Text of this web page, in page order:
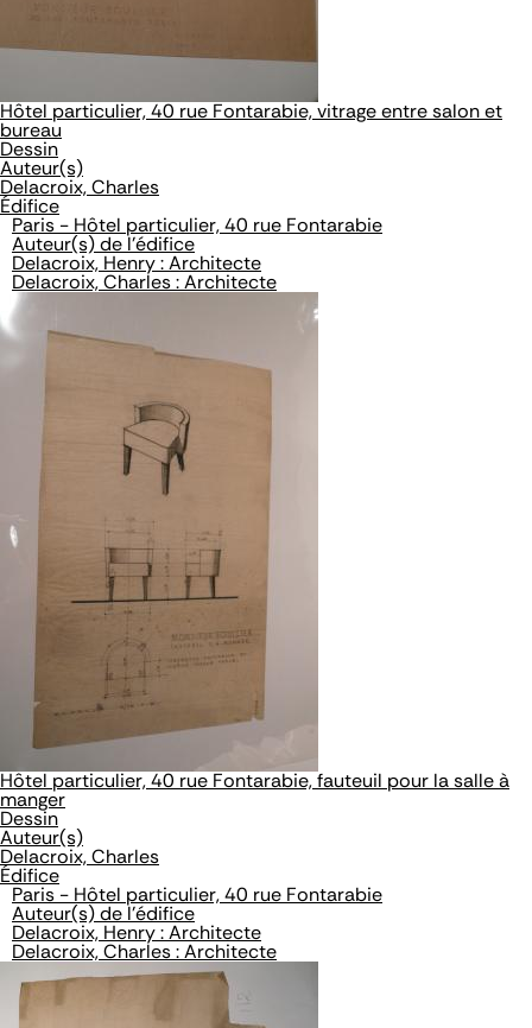
Hôtel particulier, 40 rue Fontarabie, vitrage entre salon et
bureau
Dessin
Auteur(s)
Delacroix, Charles
Édifice
Paris - Hôtel particulier, 40 rue Fontarabie
Auteur(s) de l'édifice
Delacroix, Henry : Architecte
Delacroix, Charles : Architecte
Hôtel particulier, 40 rue Fontarabie, fauteuil pour la salle à
manger
Dessin
Auteur(s)
Delacroix, Charles
Édifice
Paris - Hôtel particulier, 40 rue Fontarabie
Auteur(s) de l'édifice
Delacroix, Henry : Architecte
Delacroix, Charles : Architecte